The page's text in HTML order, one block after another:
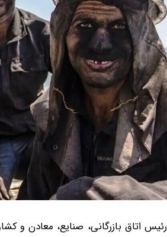
رئیس اتاق بازرگانی، صنایع، معادن و